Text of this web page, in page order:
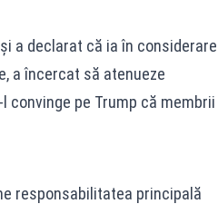
a declarat că ia în considerare
a încercat să atenueze
pe Trump că membrii
responsabilitatea principală